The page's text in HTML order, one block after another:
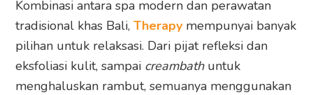
Kombinasi antara spa modern dan perawatan
tradisional khas Bali,Therapy mempunyai banyak
pilihan untuk relaksasi. Dari pijat refleksi dan
eksfoliasi kulit, sampai creambathuntuk
menghaluskan rambut, semuanya menggunakan